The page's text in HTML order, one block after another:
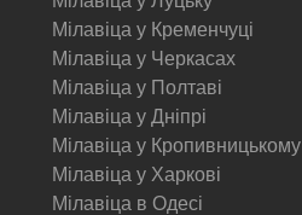
Мілавіца у Кременчуці
Мілавіца у Черкасах
Мілавіца у Полтаві
Мілавіца у Дніпрі
Мілавіца у Кропивницькому
Мілавіца у Харкові
Мілавіца в Одесі